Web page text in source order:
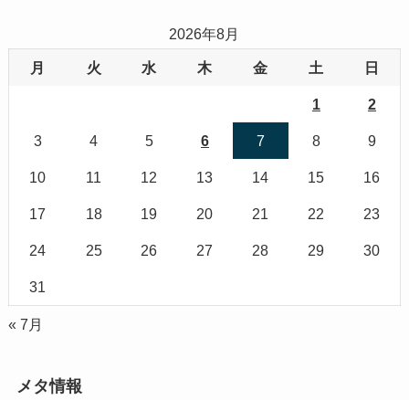
2026年8月
月 火 水 木 金 土 日
1 2
3 4 5 6 7 8 9
10 11 12 13 14 15 16
17 18 19 20 21 22 23
24 25 26 27 28 29 30
31
« 7月
メタ情報